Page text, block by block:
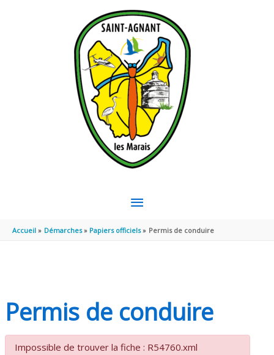
MENU
PRINCIPAL
Accueil Démarches Papiers officiels Permis de conduire
Permis de conduire
Impossible de trouver la fiche : R54760.xml